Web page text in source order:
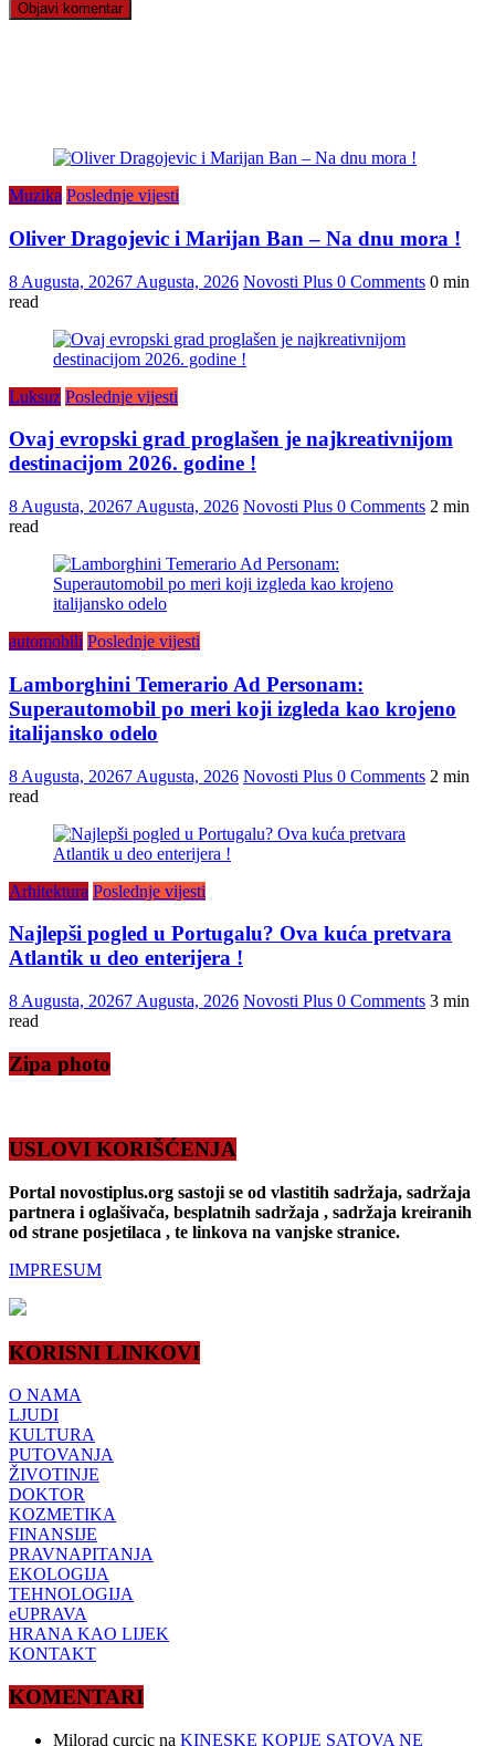
Muzika Poslednje vijesti
Oliver Dragojevic i Marijan Ban – Na dnu mora !
8 Augusta, 20267 Augusta, 2026 Novosti Plus 0 Comments 0 min
read
Luksuz Poslednje vijesti
Ovaj evropski grad proglašen je najkreativnijom
destinacijom 2026. godine !
8 Augusta, 20267 Augusta, 2026 Novosti Plus 0 Comments 2 min
read
automobili Poslednje vijesti
Lamborghini Temerario Ad Personam:
Superautomobil po meri koji izgleda kao krojeno
italijansko odelo
8 Augusta, 20267 Augusta, 2026 Novosti Plus 0 Comments 2 min
read
Arhitektura Poslednje vijesti
Najlepši pogled u Portugalu? Ova kuća pretvara
Atlantik u deo enterijera !
8 Augusta, 20267 Augusta, 2026 Novosti Plus 0 Comments 3 min
read
Zipa photo
USLOVI KORIŠĆENJA
Portal novostiplus.org sastoji se od vlastitih sadržaja, sadržaja
partnera i oglašivača, besplatnih sadržaja , sadržaja kreiranih
od strane posjetilaca , te linkova na vanjske stranice.
IMPRESUM
KORISNI LINKOVI
O NAMA
LJUDI
KULTURA
PUTOVANJA
ŽIVOTINJE
DOKTOR
KOZMETIKA
FINANSIJE
PRAVNAPITANJA
EKOLOGIJA
TEHNOLOGIJA
eUPRAVA
HRANA KAO LIJEK
KONTAKT
KOMENTARI
Milorad curcic na KINESKE KOPIJE SATOVA NE